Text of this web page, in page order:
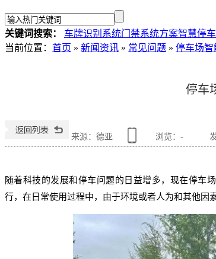
关键词搜索： 车牌识别系统门禁系统方案智慧停
当前位置 ： 首页 » 新闻资讯 » 常见问题 » 停车场智
停车
来源：德亚 浏览： -
随着科技的发展和停车问题的日益增多，现在停车
行，在日常使用过程中，由于环境或者人为和其他因